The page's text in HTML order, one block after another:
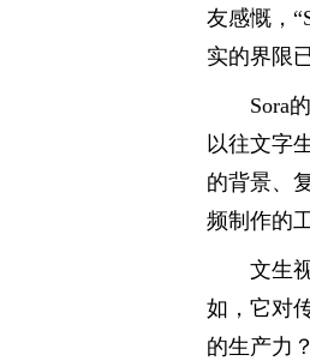
友感慨，
实的界限
Sora
以往文字
的背景、
频制作的
文生
如，它对
的生产力